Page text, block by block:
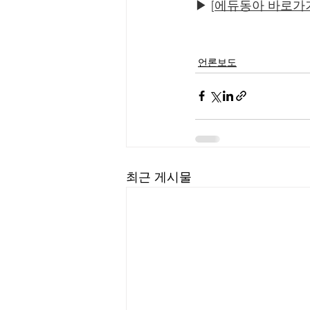
▶ [에듀동아 바로가
언론보도
최근 게시물